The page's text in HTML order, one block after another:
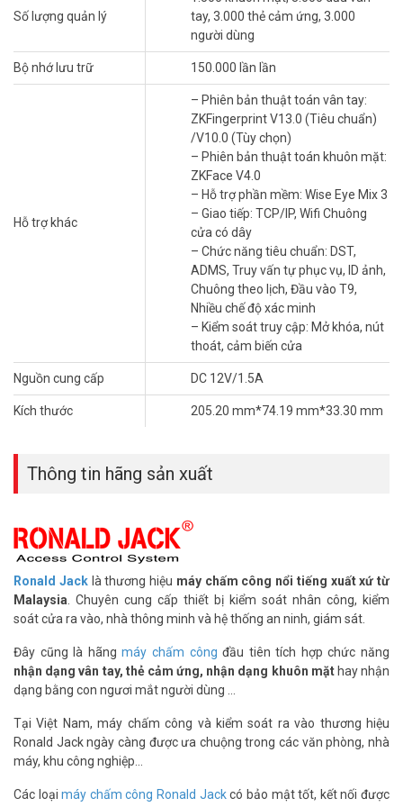
Thông số kỹ thuật máy chấm công khuôn
mặt, thẻ RONALD JACK XFACE 88A
– Màn hình hiển thị: 2.4″@ TFT Color LCD Screen (320*240)
– Số lượng quản lý: 1.500 khuôn mặt, 3.000 dấu vân tay, 3.000 thẻ
cảm ứng, 3.000 người dùng
– Dung lượng chấm công: 150.000
– Phiên bản thuật toán vân tay: ZKFingerprint V13.0 (Tiêu chuẩn)
/V10.0 (Tùy chọn)
– Hỗ trợ phần mềm: Wise Eye Mix 3
– Giao tiếp: TCP/IP, Wifi Chuông cửa có dây
– Chức năng tiêu chuẩn: DST, ADMS, Truy vấn tự phục vụ, ID ảnh,
– Kiểm soát truy cập: Mở khóa, nút thoát, cảm biến cửa
– Nguồn cấp: DC 12V/1.5A
– Nhiệt độ hoạt động: -5°C – 45°C
– Độ ẩm hoạt động: 20% – 80%
Số lượng quản lý
tay, 3.000 thẻ cảm ứng, 3.000
người dùng
Bộ nhớ lưu trữ 150.000 lần lần
Hỗ trợ khác
– Phiên bản thuật toán vân tay:
ZKFingerprint V13.0 (Tiêu chuẩn)
/V10.0 (Tùy chọn)
– Phiên bản thuật toán khuôn mặt:
ZKFace V4.0
– Hỗ trợ phần mềm: Wise Eye Mix 3
– Giao tiếp: TCP/IP, Wifi Chuông
cửa có dây
– Chức năng tiêu chuẩn: DST,
ADMS, Truy vấn tự phục vụ, ID ảnh,
Chuông theo lịch, Đầu vào T9,
Nhiều chế độ xác minh
– Kiểm soát truy cập: Mở khóa, nút
thoát, cảm biến cửa
Nguồn cung cấp DC 12V/1.5A
Kích thước 205.20 mm*74.19 mm*33.30 mm
Thông tin hãng sản xuất
Ronald Jacklà thương hiệu máy chấm công nổi tiếng xuất xứ từ
Malaysia . Chuyên cung cấp thiết bị kiểm soát nhân công, kiểm
soát cửa ra vào, nhà thông minh và hệ thống an ninh, giám sát.
Đây cũng là hãngmáy chấm công đầu tiên tích hợp chức năng
nhận dạng vân tay, thẻ cảm ứng, nhận dạng khuôn mặthay nhận
dạng bằng con ngươi mắt người dùng ...
Tại Việt Nam, máy chấm công và kiểm soát ra vào thương hiệu
Ronald Jack ngày càng được ưa chuộng trong các văn phòng, nhà
máy, khu công nghiệp...
Các loạimáy chấm công Ronald Jackcó bảo mật tốt, kết nối được